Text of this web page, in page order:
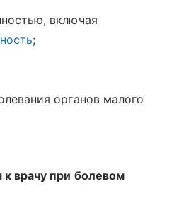
включая
;
органов малого
врачу при болевом